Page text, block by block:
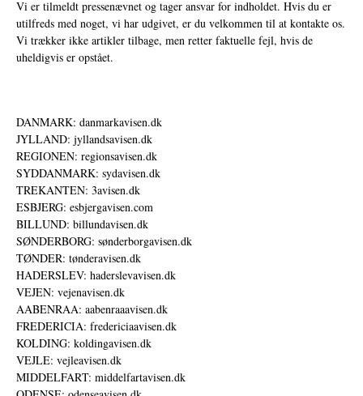
Vi er tilmeldt pressenævnet og tager ansvar for indholdet. Hvis du er
utilfreds med noget, vi har udgivet, er du velkommen til at kontakte os.
Vi trækker ikke artikler tilbage, men retter faktuelle fejl, hvis de
uheldigvis er opstået.
DANMARK: danmarkavisen.dk
JYLLAND: jyllandsavisen.dk
REGIONEN: regionsavisen.dk
SYDDANMARK: sydavisen.dk
TREKANTEN: 3avisen.dk
ESBJERG: esbjergavisen.com
BILLUND: billundavisen.dk
SØNDERBORG: sønderborgavisen.dk
TØNDER: tønderavisen.dk
HADERSLEV: haderslevavisen.dk
VEJEN: vejenavisen.dk
AABENRAA: aabenraaavisen.dk
FREDERICIA: fredericiaavisen.dk
KOLDING: koldingavisen.dk
VEJLE: vejleavisen.dk
MIDDELFART: middelfartavisen.dk